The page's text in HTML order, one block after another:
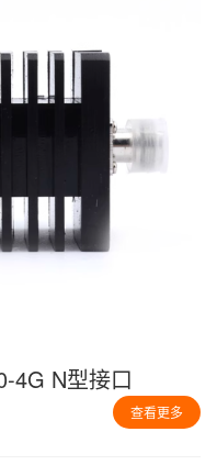
4G N型接口
查看更多